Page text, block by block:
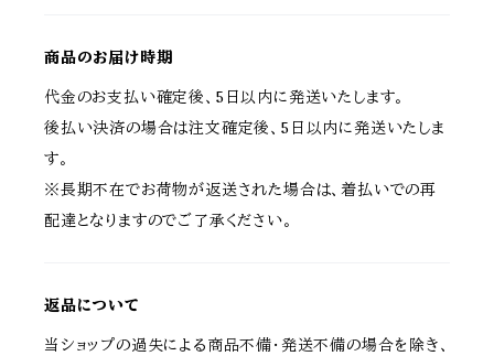
商品のお届け時期
代金のお支払い確定後、5日以内に発送いたします。
後払い決済の場合は注文確定後、5日以内に発送いたしま
す。
※長期不在でお荷物が返送された場合は、着払いでの再
配達となりますのでご了承ください。
返品について
当ショップの過失による商品不備・発送不備の場合を除き、